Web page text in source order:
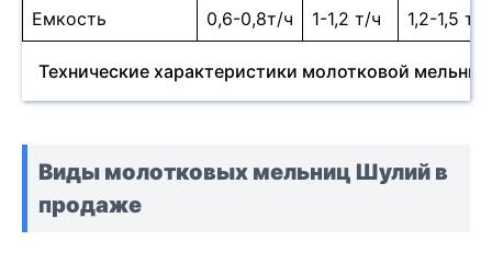
Емкость 0,6-0,8т/ч 1-1,2 т/ч 1,2-1,5 т/ч
Технические характеристики молотковой
Виды молотковых мельниц Шулий в
продаже